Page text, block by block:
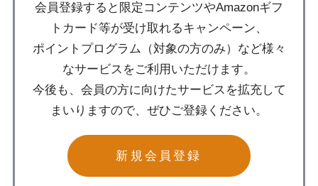
会員登録すると限定コンテンツやAmazonギフ
トカード等が受け取れるキャンペーン、
ポイントプログラム（対象の方のみ）など様々
なサービスをご利用いただけます。
今後も、会員の方に向けたサービスを拡充して
まいりますので、ぜひご登録ください。
新規会員登録